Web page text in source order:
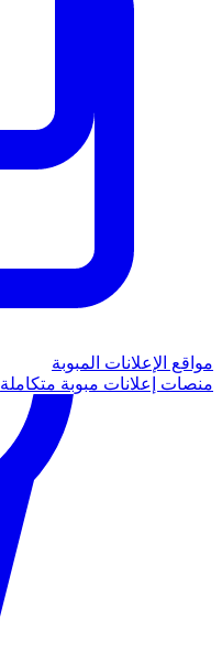
مواقع الإعلانات المبوبة
منصات إعلانات مبوبة متكاملة